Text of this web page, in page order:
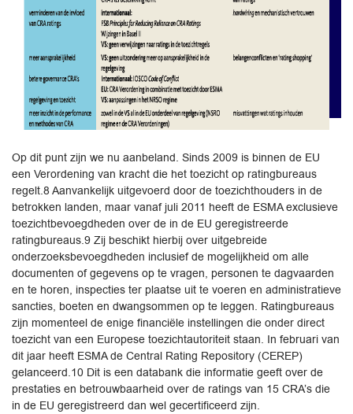
Op dit punt zijn we nu aanbeland. Sinds 2009 is binnen de EU
een Verordening van kracht die het toezicht op ratingbureaus
regelt.8 Aanvankelijk uitgevoerd door de toezichthouders in de
betrokken landen, maar vanaf juli 2011 heeft de ESMA exclusieve
toezichtbevoegdheden over de in de EU geregistreerde
ratingbureaus.9 Zij beschikt hierbij over uitgebreide
onderzoeksbevoegdheden inclusief de mogelijkheid om alle
documenten of gegevens op te vragen, personen te dagvaarden
en te horen, inspecties ter plaatse uit te voeren en administratieve
sancties, boeten en dwangsommen op te leggen. Ratingbureaus
zijn momenteel de enige financiële instellingen die onder direct
toezicht van een Europese toezichtautoriteit staan. In februari van
dit jaar heeft ESMA de Central Rating Repository (CEREP)
gelanceerd.10 Dit is een databank die informatie geeft over de
prestaties en betrouwbaarheid over de ratings van 15 CRA’s die
in de EU geregistreerd dan wel gecertificeerd zijn.